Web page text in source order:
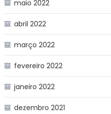
maio 2022
abril 2022
março 2022
fevereiro 2022
janeiro 2022
dezembro 2021